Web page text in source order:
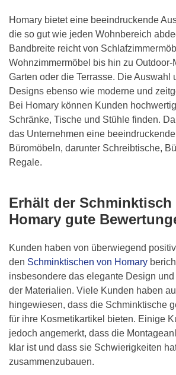
Homary bietet eine beeindruckende
die so gut wie jeden Wohnbereich
Bandbreite reicht von
Wohnzimmermöbel bis hin zu Outdoor-
Garten oder die Terrasse. Die Auswahl
Designs ebenso wie moderne und
Bei Homary können Kunden
Schränke, Tische und Stühle finden.
das Unternehmen eine
Büromöbeln, darunter Schreibtische,
Regale.
Erhält der Schminktisch
Homary gute
Kunden haben von überwiegend
den Schminktischen von Homary
insbesondere das elegante Design
der Materialien. Viele Kunden haben
hingewiesen, dass die Schminktische
für ihre Kosmetikartikel bieten. Einige
jedoch angemerkt, dass die
klar ist und dass sie Schwierigkeiten
zusammenzubauen.